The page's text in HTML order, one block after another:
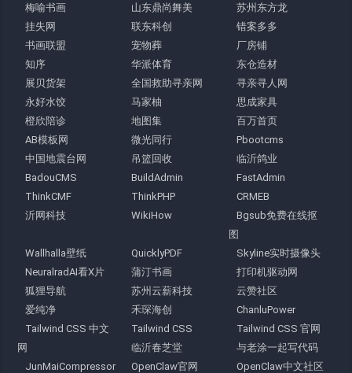
梅喻书画
山东鼎尚舞美
苏州东方龙
挂失网
联东科创
错案多多
书画联盟
宠物葬
厂房铺
知序
华派体育
东仓造材
展贝货架
全国救助寻亲网
寻亲寻人网
永好水饺
马家柚
思成家具
橙欣陪诊
地图集
百万首页
AB模板网
微光同行
Pbootcms
中国地震台网
吊篮回收
临沂鸽业
BadouCMS
BuildAdmin
FastAdmin
ThinkCMF
ThinkPHP
CRMEB
沂网科技
WikiHow
Bgsub免费在线抠
图
Wallhalla壁纸
QuicklyPDF
Skyline实时摄像头
NeuralradAI看X片
蒲汀书画
打印机驱动网
狐狸导航
苏州云薪科技
云赞社区
爱纯净
禾琛海创
ChanluPower
Tailwind CSS 中文
网
Tailwind CSS
Tailwind CSS 官网
临沂春芝堂
与老涂一起写代码
JunMaiCompressor
OpenClaw官网
OpenClaw中文社区